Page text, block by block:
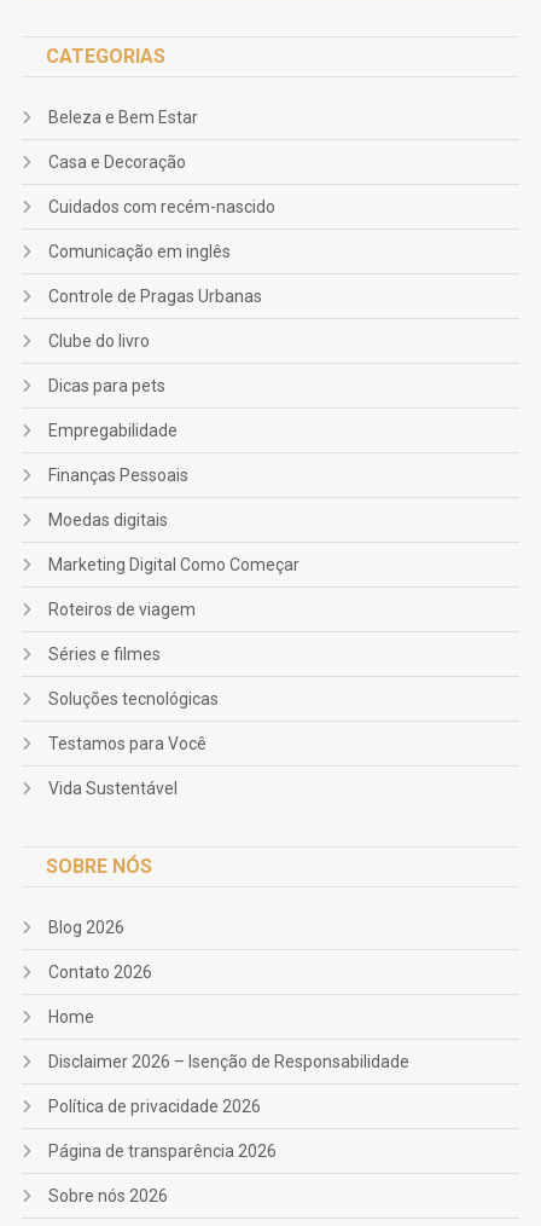
CATEGORIAS
Beleza e Bem Estar
Casa e Decoração
Cuidados com recém-nascido
Comunicação em inglês
Controle de Pragas Urbanas
Clube do livro
Dicas para pets
Empregabilidade
Finanças Pessoais
Moedas digitais
Marketing Digital Como Começar
Roteiros de viagem
Séries e filmes
Soluções tecnológicas
Testamos para Você
Vida Sustentável
SOBRE NÓS
Blog 2026
Contato 2026
Home
Disclaimer 2026 – Isenção de Responsabilidade
Política de privacidade 2026
Página de transparência 2026
Sobre nós 2026